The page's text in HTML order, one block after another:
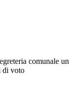
comunale un
di voto